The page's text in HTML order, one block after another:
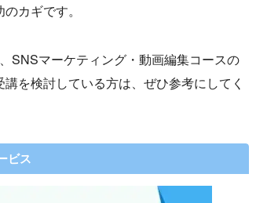
カギです。
SNSマーケティング・動画編集コースの
を検討している方は、ぜひ参考にしてく
ビス